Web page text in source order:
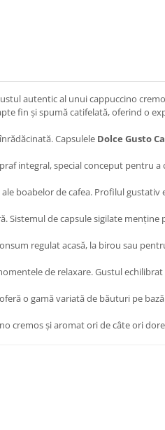
autentic al unui cappuccino
fin și spumă catifelată, oferind o
Capsulele Dolce Gusto
integral, special conceput pentru a
boabelor de cafea. Profilul gustativ
Sistemul de capsule sigilate menține
regulat acasă, la birou sau
de relaxare. Gustul
o gamă variată de băuturi pe
cremos și aromat ori de câte ori